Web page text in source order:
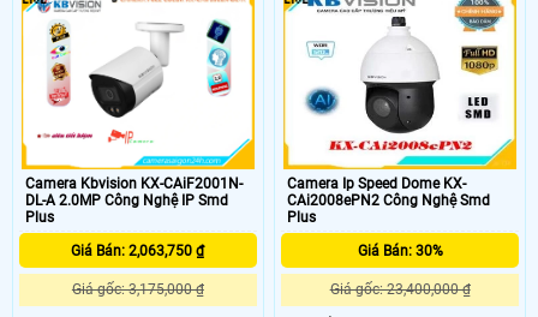
Camera Kbvision KX-CAiF2001N-
DL-A 2.0MP Công Nghệ IP Smd
Plus
Giá Bán: 2,063,750 ₫
Giá gốc: 3,175,000 ₫
Camera Ip Speed Dome KX-
CAi2008ePN2 Công Nghệ Smd
Plus
Giá Bán: 30%
Giá gốc: 23,400,000 ₫